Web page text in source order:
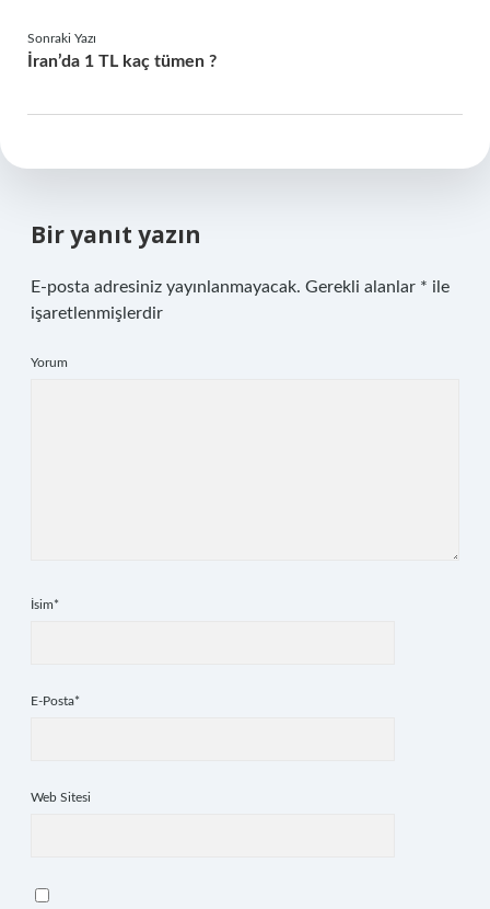
Sonraki Yazı
İran’da 1 TL kaç tümen ?
Bir yanıt yazın
E-posta adresiniz yayınlanmayacak. Gerekli alanlar * ile
işaretlenmişlerdir
Yorum
İsim*
E-Posta*
Web Sitesi